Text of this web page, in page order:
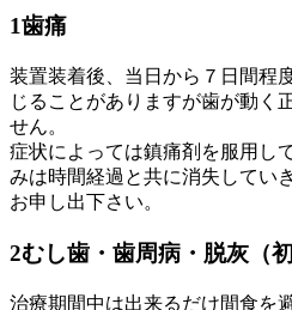
1歯痛
装置装着後、当日から７日間程
じることがありますが歯が動く
せん。
症状によっては鎮痛剤を服用
みは時間経過と共に消失してい
お申し出下さい。
2むし歯・歯周病・脱灰（
治療期間中は出来るだけ間食を